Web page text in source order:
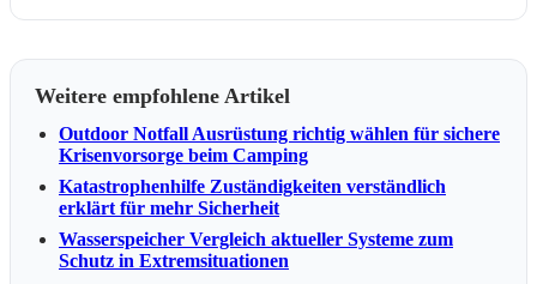
Weitere empfohlene Artikel
Outdoor Notfall Ausrüstung richtig wählen für sichere
Krisenvorsorge beim Camping
Katastrophenhilfe Zuständigkeiten verständlich
erklärt für mehr Sicherheit
Wasserspeicher Vergleich aktueller Systeme zum
Schutz in Extremsituationen